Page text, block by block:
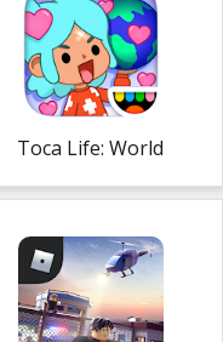
Toca Life: World